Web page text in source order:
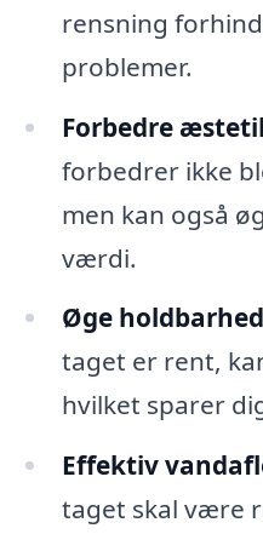
rensning
problemer.
Forbedre
forbedrer ikke
men kan også
værdi.
Øge
taget er rent,
hvilket sparer
Effektiv
taget skal være